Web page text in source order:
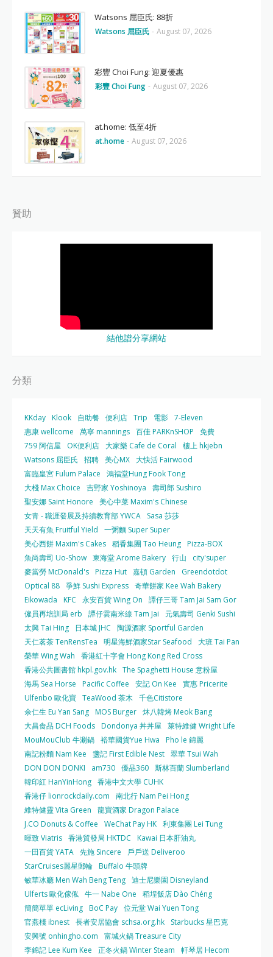
Watsons 屈臣氏: 88折
Watsons 屈臣氏 - August 07, 2026
彩豐 Choi Fung: 迎夏優惠
彩豐 Choi Fung - August 07, 2026
at.home: 低至4折
at.home - August 07, 2026
贊助
結他譜分享網站
分類
KKday Klook 自助餐 便利店 Trip 電影 7-Eleven
惠康 wellcome
萬寧 mannings 百佳 PARKnSHOP
免費
759 阿信屋
OK便利店 大家樂 Cafe de Coral
樓上 hkjebn
Watsons 屈臣氏
招聘 美心MX 大快活 Fairwood
富臨皇宮 Fulum Palace
鴻福堂Hung Fook Tong
大棧 Max Choice
吉野家 Yoshinoya
壽司郎 Sushiro
聖安娜 Saint Honore
美心中菜 Maxim's Chinese
女青 - 職涯發展及持續教育部 YWCA
Sasa 莎莎
天天有魚 Fruitful Yield
一粥麵 Super Super
美心西餅 Maxim's Cakes 稻香集團 Tao Heung Pizza-BOX
魚尚壽司 Uo-Show 東海堂 Arome Bakery 行山
city'super
麥當勞 McDonald's Pizza Hut 嘉頓 Garden
Greendotdot
Optical 88 爭鮮 Sushi Express 奇華餅家 Kee Wah Bakery
Eikowada
KFC 永安百貨 Wing On
譚仔三哥 Tam Jai Sam Gor
僱員再培訓局 erb
譚仔雲南米線 Tam Jai
元氣壽司 Genki Sushi
太興 Tai Hing
日本城 JHC
陶源酒家 Sportful Garden
天仁茗茶 TenRensTea
明星海鮮酒家Star Seafood
大班 Tai Pan
榮華 Wing Wah
香港紅十字會 Hong Kong Red Cross
香港公共圖書館 hkpl.gov.hk The Spaghetti House 意粉屋
海馬 Sea Horse
Pacific Coffee 安記 On Kee
實惠 Pricerite
Ulfenbo 歐化寶 TeaWood 茶木 千色Citistore
余仁生 Eu Yan Sang MOS Burger 炑八韓烤 Meok Bang
大昌食品 DCH Foods Dondonya 丼丼屋
萊特維健 Wright Life
MouMouClub 牛涮鍋 裕華國貨Yue Hwa
Pho le 錦麗
南記粉麵 Nam Kee
盞記 First Edible Nest 翠華 Tsui Wah
DON DON DONKI
am730 優品360 斯林百蘭 Slumberland
韓印紅 HanYinHong 香港中文大學 CUHK
香港仔 lionrockdaily.com
南北行 Nam Pei Hong
維特健靈 Vita Green
龍寶酒家 Dragon Palace
J.CO Donuts & Coffee
WeChat Pay HK 利東集團 Lei Tung
暉致 Viatris 香港貿發局 HKTDC
Kawai 日本肝油丸
一田百貨 YATA 先施 Sincere
戶戶送 Deliveroo
StarCruises麗星郵輪 Buffalo 牛頭牌
敏華冰廳 Men Wah Beng Teng 迪士尼樂園 Disneyland
Ulferts 歐化傢俬 牛一 Nabe One
稻埕飯店 Dào Chéng
簡簡單單 ecLiving BoC Pay 位元堂 Wai Yuen Tong
官燕棧 ibnest 長者安居協會 schsa.org.hk
Starbucks 星巴克
安興號 onhingho.com
富城火鍋 Treasure City
李錦記 Lee Kum Kee
正冬火鍋 Winter Steam 軒琴居 Hecom